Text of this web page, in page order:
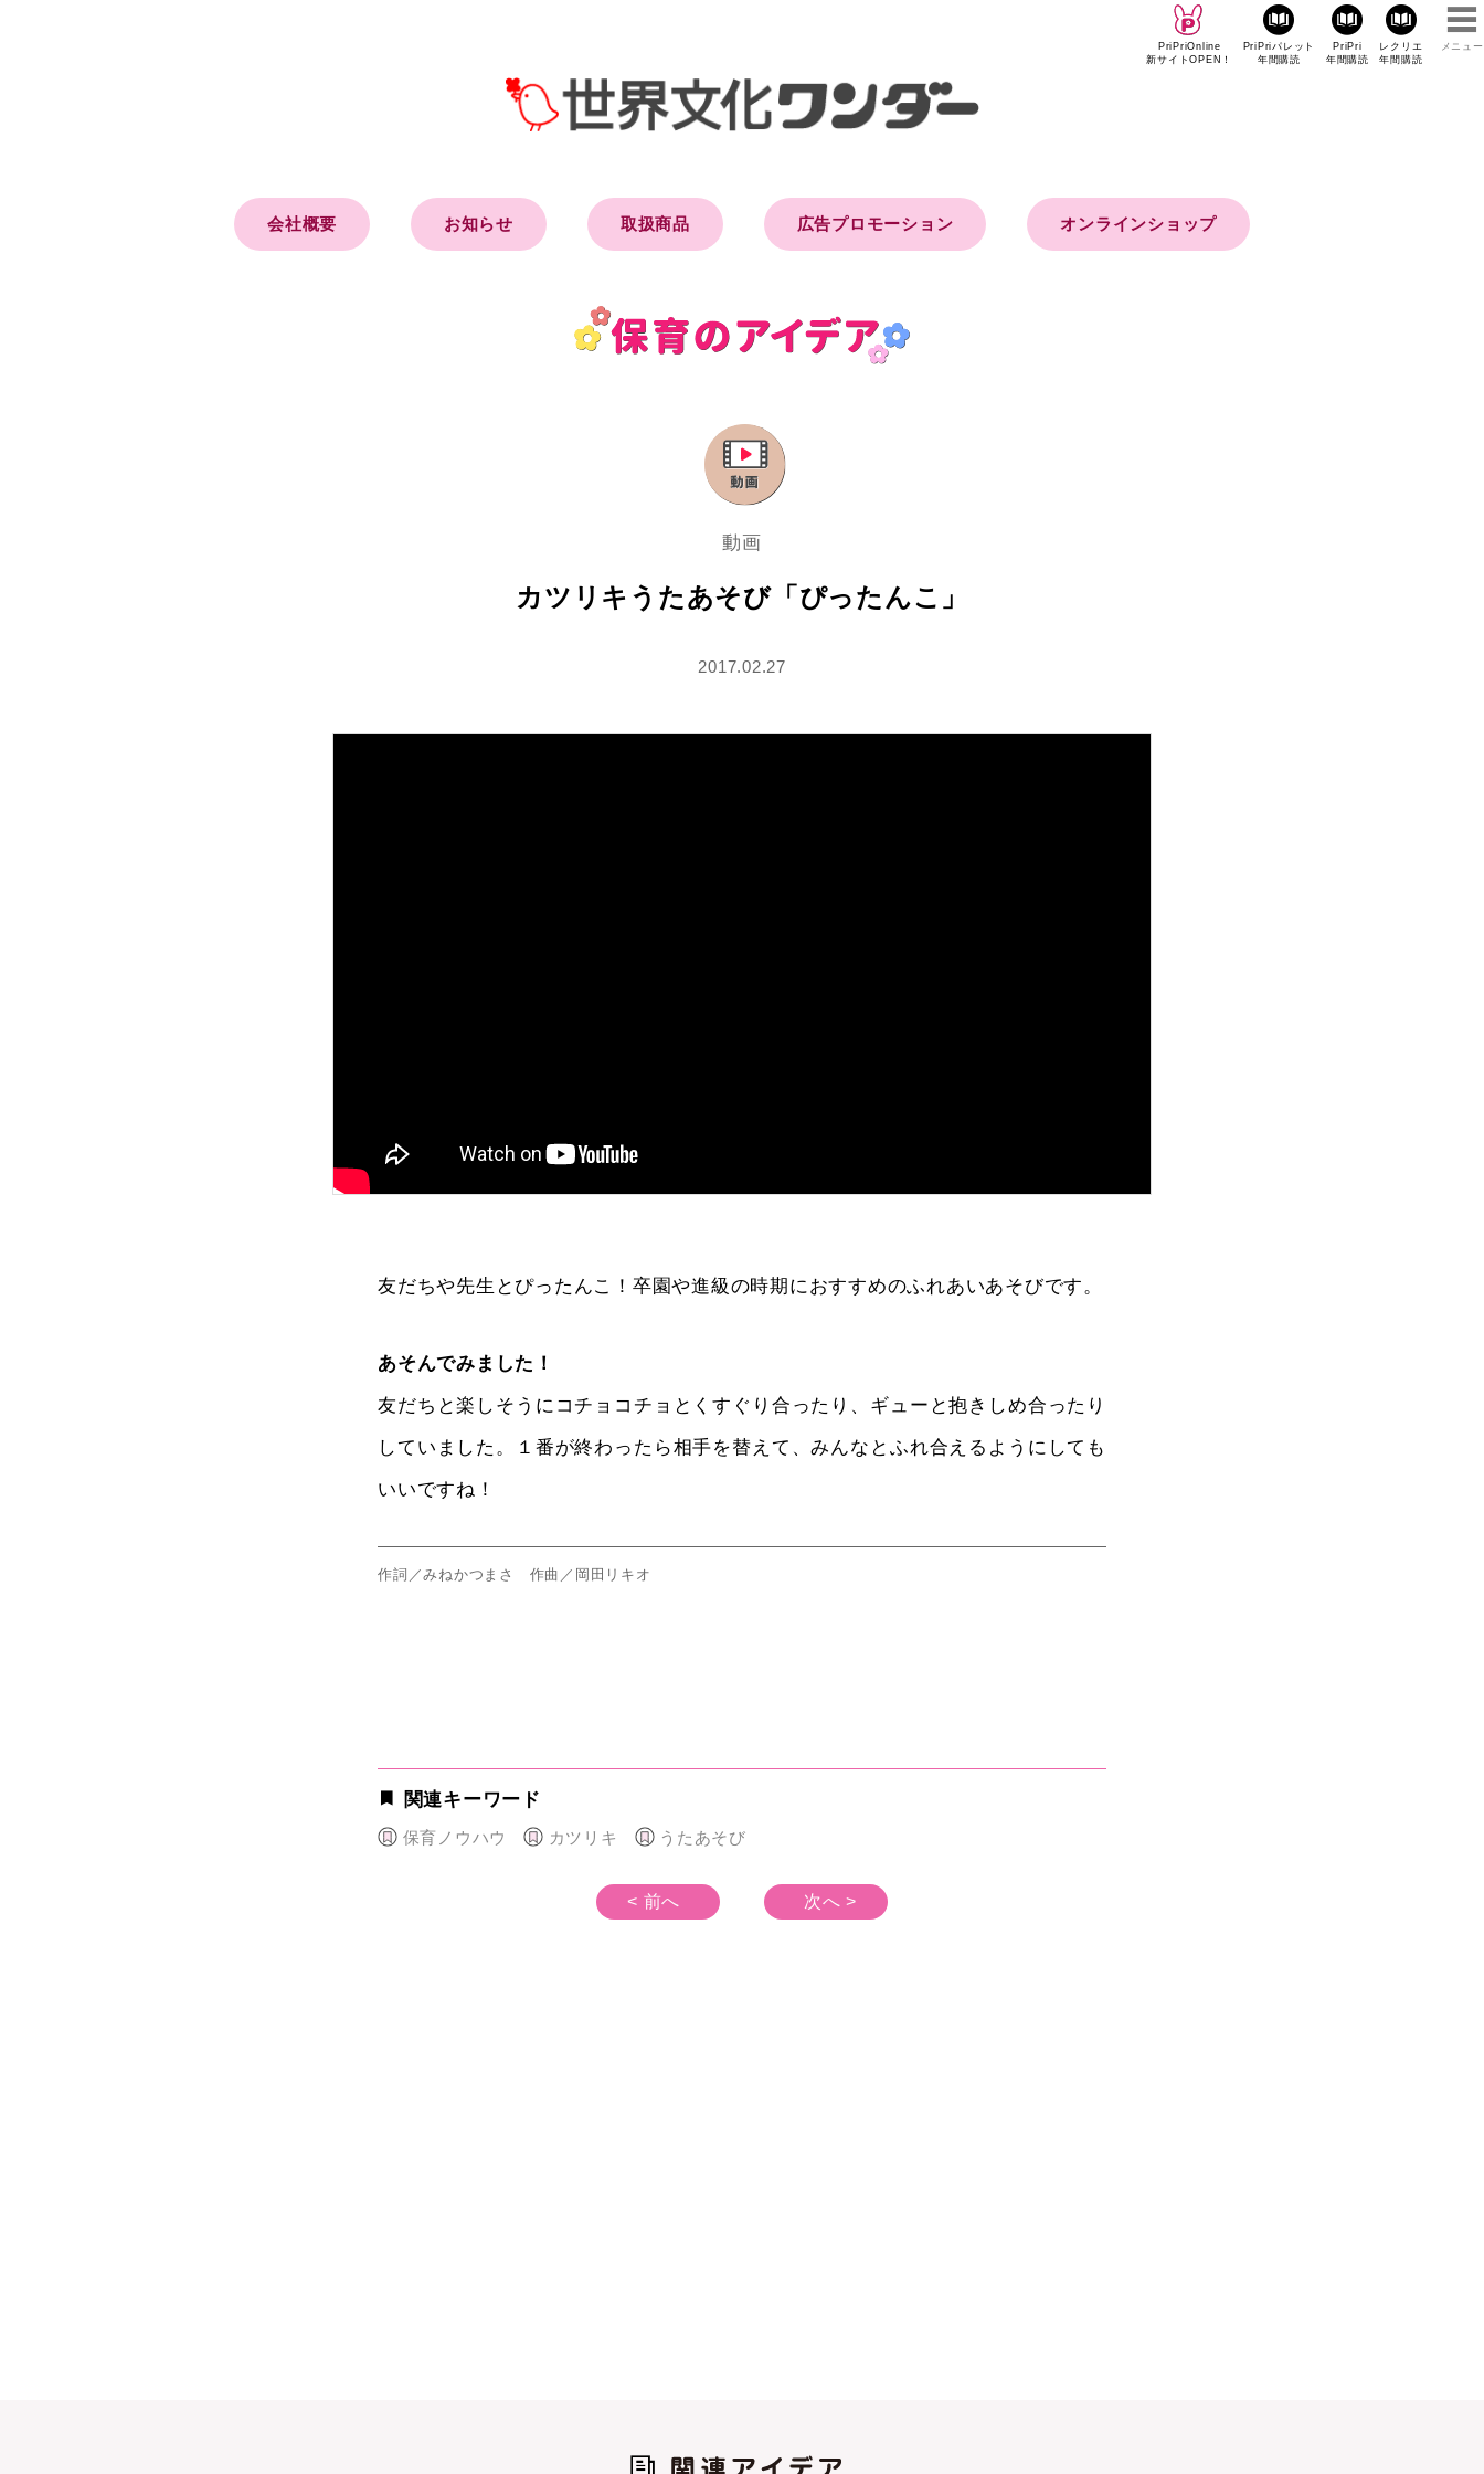
PriPriOnline
新サイトOPEN！
PriPriパレット
年間購読
PriPri
年間購読
レクリエ
年間購読
メニュー
会社概要 お知らせ 取扱商品 広告プロモーション オンラインショップ
動画
カツリキうたあそび「ぴったんこ」
2017.02.27
友だちや先生とぴったんこ！卒園や進級の時期におすすめのふれあいあそびです。
あそんでみました！
友だちと楽しそうにコチョコチョとくすぐり合ったり、ギューと抱きしめ合ったり
していました。１番が終わったら相手を替えて、みんなとふれ合えるようにしても
いいですね！
作詞／みねかつまさ 作曲／岡田リキオ
関連キーワード
保育ノウハウ カツリキ うたあそび
< 前へ 次へ >